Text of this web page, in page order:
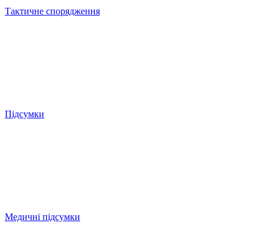
Тактичне спорядження
Підсумки
Медичні підсумки